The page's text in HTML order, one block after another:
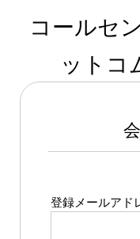
コールセ
ットコ
登録メールアド